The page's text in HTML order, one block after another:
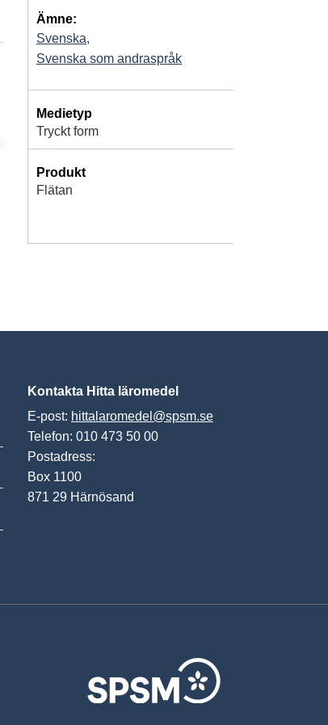
Ämne:
Svenska,
Svenska som andraspråk
Medietyp
Tryckt form
Produkt
Flätan
Kontakta Hitta läromedel
E-post: hittalaromedel@spsm.se
Telefon: 010 473 50 00
Postadress:
Box 1100
871 29 Härnösand